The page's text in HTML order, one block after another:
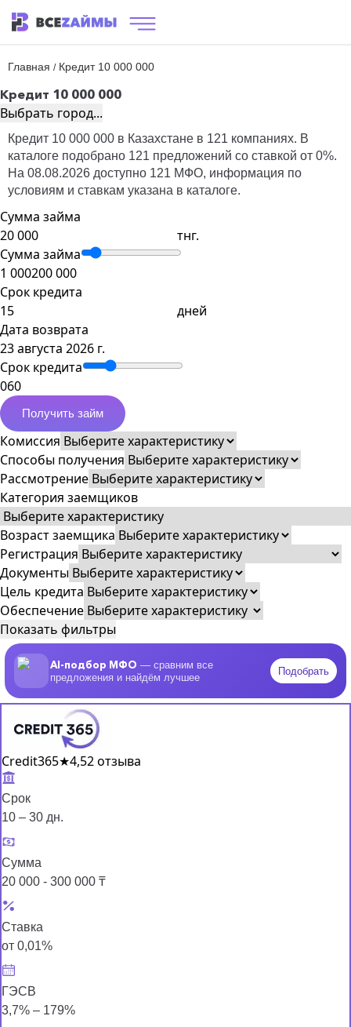
Главная / Кредит 10 000 000
Кредит 10 000 000
Выбрать город...
Кредит 10 000 000 в Казахстане в 121 компаниях. В
каталоге подобрано 121 предложений со ставкой от 0%.
На 08.08.2026 доступно 121 МФО, информация по
условиям и ставкам указана в каталоге.
Сумма займа
тнг.
Сумма займа
1 000200 000
Срок кредита
дней
Дата возврата
23 августа 2026 г.
Срок кредита
060
Получить займ
Комиссия
Способы получения
Рассмотрение
Категория заемщиков
Возраст заемщика
Регистрация
Документы
Цель кредита
Обеспечение
Показать фильтры
AI-подбор МФО — сравним все
предложения и найдём лучшее
Подобрать
Credit365★4,52 отзыва
Срок
10 – 30 дн.
Сумма
20 000 - 300 000 ₸
Ставка
от 0,01%
ГЭСВ
3,7% – 179%